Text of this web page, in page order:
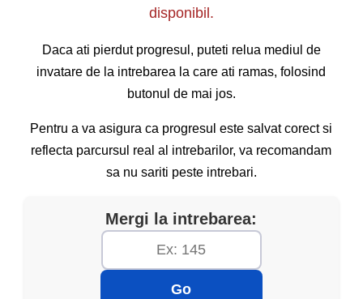
disponibil.
Daca ati pierdut progresul, puteti relua mediul de
invatare de la intrebarea la care ati ramas, folosind
butonul de mai jos.
Pentru a va asigura ca progresul este salvat corect si
reflecta parcursul real al intrebarilor, va recomandam
sa nu sariti peste intrebari.
Mergi la intrebarea:
Go